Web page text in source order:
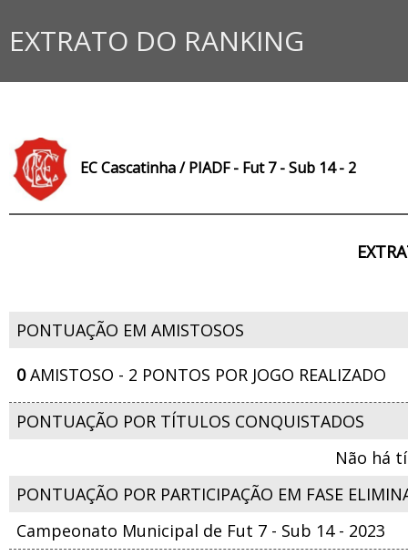
EXTRATO DO RANKING
EC Cascatinha / PIADF - Fut 7 - Sub 14 - 2
PONTUAÇÃO EM AMISTOSOS
0AMISTOSO - 2 PONTOS POR JOGO REALIZADO
PONTUAÇÃO POR TÍTULOS CONQUISTADOS
Não há
PONTUAÇÃO POR PARTICIPAÇÃO EM FASE
Campeonato Municipal de Fut 7 - Sub 14 - 2023